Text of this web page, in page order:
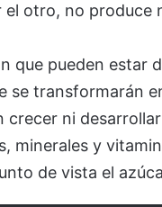
el otro, no produce
que pueden estar
se transformarán
crecer ni
minerales y
de vista el